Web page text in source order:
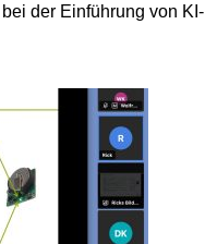
der Einführung von KI-